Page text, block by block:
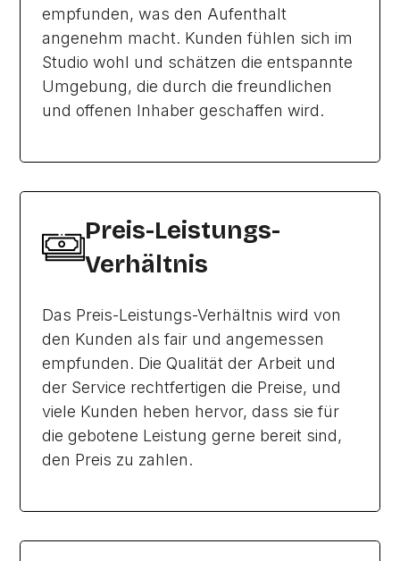
empfunden, was den Aufenthalt
angenehm macht. Kunden fühlen sich im
Studio wohl und schätzen die entspannte
Umgebung, die durch die freundlichen
und offenen Inhaber geschaffen wird.
Preis-Leistungs-
Verhältnis
Das Preis-Leistungs-Verhältnis wird von
den Kunden als fair und angemessen
empfunden. Die Qualität der Arbeit und
der Service rechtfertigen die Preise, und
viele Kunden heben hervor, dass sie für
die gebotene Leistung gerne bereit sind,
den Preis zu zahlen.